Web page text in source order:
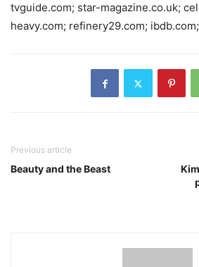
tvguide.com; star-magazine.co.uk;
heavy.com; refinery29.com;
Previous article
Beauty and the Beast